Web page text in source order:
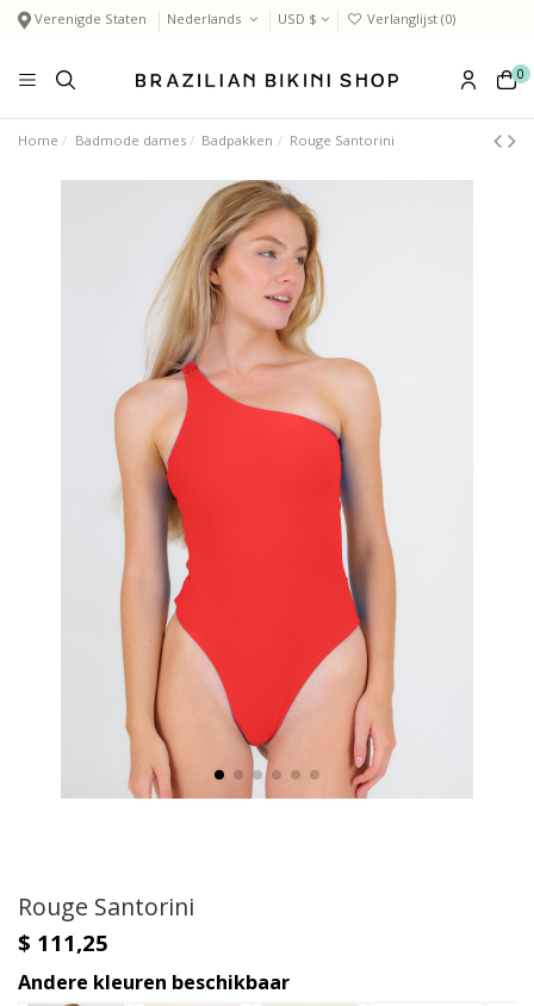
Verenigde Staten Nederlands USD $ Verlanglijst (0)
0
Home Badmode dames Badpakken Rouge Santorini
Rouge Santorini
$ 111,25
Andere kleuren beschikbaar